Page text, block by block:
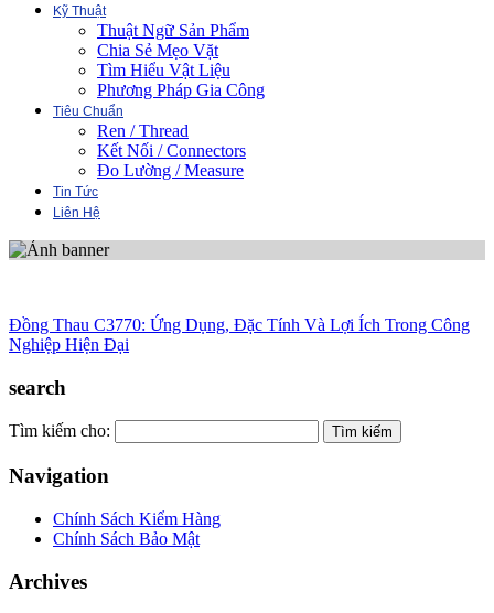
Kỹ Thuật
Thuật Ngữ Sản Phẩm
Chia Sẻ Mẹo Vặt
Tìm Hiểu Vật Liệu
Phương Pháp Gia Công
Tiêu Chuẩn
Ren / Thread
Kết Nối / Connectors
Đo Lường / Measure
Tin Tức
Liên Hệ
Đồng Thau C3770: Ứng Dụng, Đặc Tính Và Lợi Ích Trong Công
Nghiệp Hiện Đại
search
Tìm kiếm cho:
Navigation
Chính Sách Kiểm Hàng
Chính Sách Bảo Mật
Archives